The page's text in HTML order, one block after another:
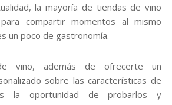
la mayoría de tiendas de vino
compartir momentos al mismo
un poco de gastronomía.
vino, además de ofrecerte un
sobre las características de
la oportunidad de probarlos y